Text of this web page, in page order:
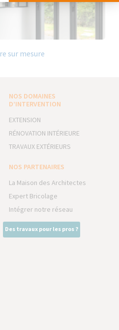
NOS DOMAINES
D’INTERVENTION
EXTENSION
RÉNOVATION INTÉRIEURE
TRAVAUX EXTÉRIEURS
NOS PARTENAIRES
La Maison des Architectes
Expert Bricolage
Intégrer notre réseau
Des travaux pour les pros ?